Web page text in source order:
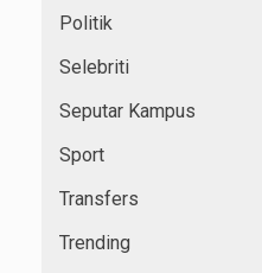
Politik
Selebriti
Seputar Kampus
Sport
Transfers
Trending